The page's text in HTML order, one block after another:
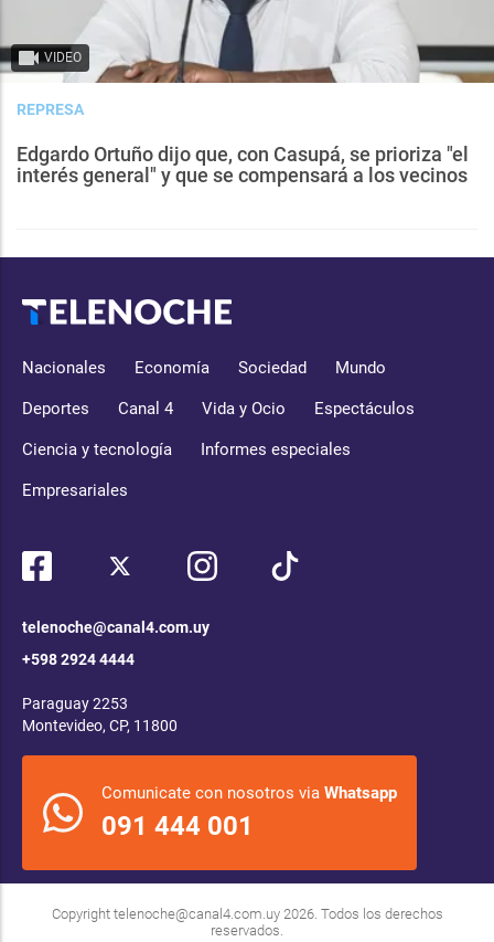
VIDEO
REPRESA
Edgardo Ortuño dijo que, con Casupá, se prioriza "el
interés general" y que se compensará a los vecinos
Nacionales Economía Sociedad Mundo
Deportes Canal 4 Vida y Ocio Espectáculos
Ciencia y tecnología Informes especiales
Empresariales
telenoche@canal4.com.uy
+598 2924 4444
Paraguay 2253
Montevideo, CP, 11800
Comunicate con nosotros via Whatsapp
091 444 001
Copyright telenoche@canal4.com.uy2026. Todos los derechos
reservados.